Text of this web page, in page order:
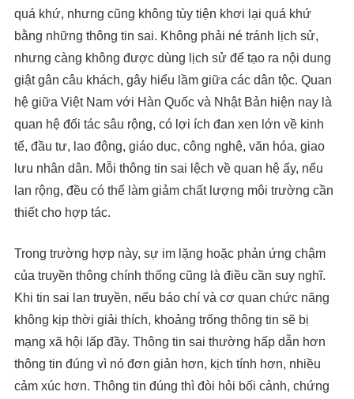
quá khứ, nhưng cũng không tùy tiện khơi lại quá khứ
bằng những thông tin sai. Không phải né tránh lịch sử,
nhưng càng không được dùng lịch sử để tạo ra nội dung
giật gân câu khách, gây hiểu lầm giữa các dân tộc. Quan
hệ giữa Việt Nam với Hàn Quốc và Nhật Bản hiện nay là
quan hệ đối tác sâu rộng, có lợi ích đan xen lớn về kinh
tế, đầu tư, lao động, giáo dục, công nghệ, văn hóa, giao
lưu nhân dân. Mỗi thông tin sai lệch về quan hệ ấy, nếu
lan rộng, đều có thể làm giảm chất lượng môi trường cần
thiết cho hợp tác.
Trong trường hợp này, sự im lặng hoặc phản ứng chậm
của truyền thông chính thống cũng là điều cần suy nghĩ.
Khi tin sai lan truyền, nếu báo chí và cơ quan chức năng
không kịp thời giải thích, khoảng trống thông tin sẽ bị
mạng xã hội lấp đầy. Thông tin sai thường hấp dẫn hơn
thông tin đúng vì nó đơn giản hơn, kịch tính hơn, nhiều
cảm xúc hơn. Thông tin đúng thì đòi hỏi bối cảnh, chứng